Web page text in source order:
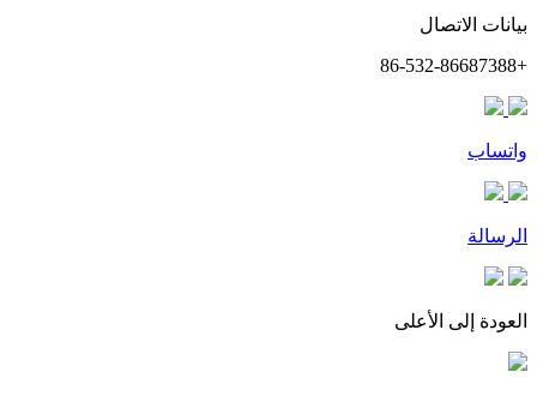
بيانات الاتصال
+86-532-86687388
واتساب
الرسالة
العودة إلى الأعلى